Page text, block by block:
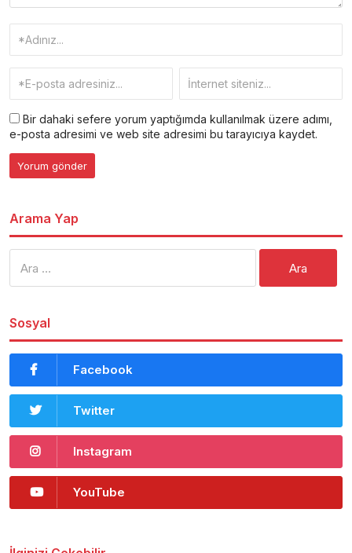
Bir dahaki sefere yorum yaptığımda kullanılmak üzere adımı,
e-posta adresimi ve web site adresimi bu tarayıcıya kaydet.
Arama Yap
Sosyal
Facebook
Twitter
Instagram
YouTube